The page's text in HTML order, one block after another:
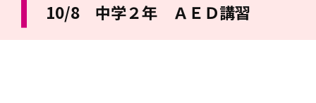
10/8 中学２年 ＡＥＤ講習